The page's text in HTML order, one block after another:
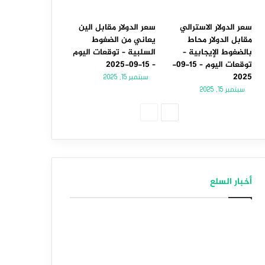
سعر الدولار الاسترالي
مقابل الدولار محاط
بالضغوط الإيجابية –
توقعات اليوم – 15-09-
2025
سبتمبر 15, 2025
سعر الدولار مقابل الين
يعاني من الضغوط
السلبية – توقعات اليوم
– 15-09-2025
سبتمبر 15, 2025
أخبار السلع